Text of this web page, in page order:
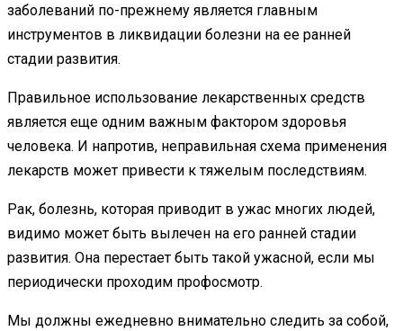
заболеваний по-прежнему является главным
инструментов в ликвидации болезни на ее ранней
стадии развития.
Правильное использование лекарственных средств
является еще одним важным фактором здоровья
человека. И напротив, неправильная схема применения
лекарств может привести к тяжелым последствиям.
Рак, болезнь, которая приводит в ужас многих людей,
видимо может быть вылечен на его ранней стадии
развития. Она перестает быть такой ужасной, если мы
периодически проходим профосмотр.
Мы должны ежедневно внимательно следить за собой,